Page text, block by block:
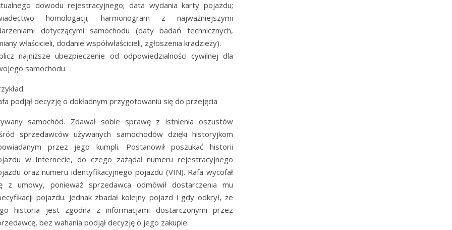
dowodu rejestracyjnego; data wydania karty pojazdu;
homologacji; harmonogram z najważniejszymi
dotyczącymi samochodu (daty badań technicznych,
właścicieli, dodanie współwłaścicieli, zgłoszenia kradzieży).
najniższe ubezpieczenie od odpowiedzialności cywilnej dla
samochodu.
podjął decyzję o dokładnym przygotowaniu się do przejęcia
samochód. Zdawał sobie sprawę z istnienia oszustów
sprzedawców używanych samochodów dzięki historyjkom
przez jego kumpli. Postanowił poszukać historii
w Internecie, do czego zażądał numeru rejestracyjnego
oraz numeru identyfikacyjnego pojazdu (VIN). Rafa wycofał
z umowy, ponieważ sprzedawca odmówił dostarczenia mu
pojazdu. Jednak zbadał kolejny pojazd i gdy odkrył, że
historia jest zgodna z informacjami dostarczonymi przez
bez wahania podjął decyzję o jego zakupie.